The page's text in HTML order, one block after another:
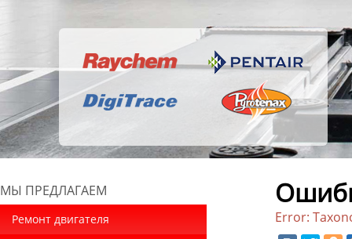
МЫ ПРЕДЛАГАЕМ
Ремонт двигателя
Error: